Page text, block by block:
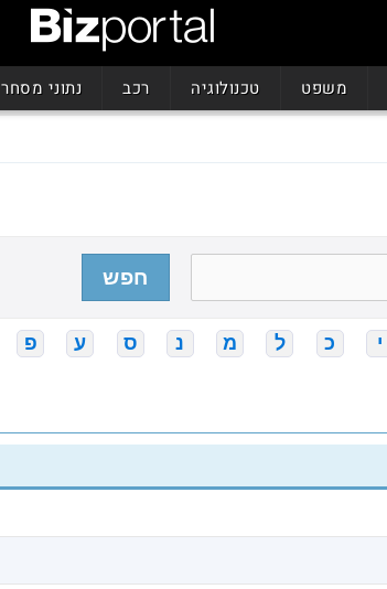
משפט טכנולוגיה רכב נתוני מסחר
חפש
י כ ל מ נ ס ע פ